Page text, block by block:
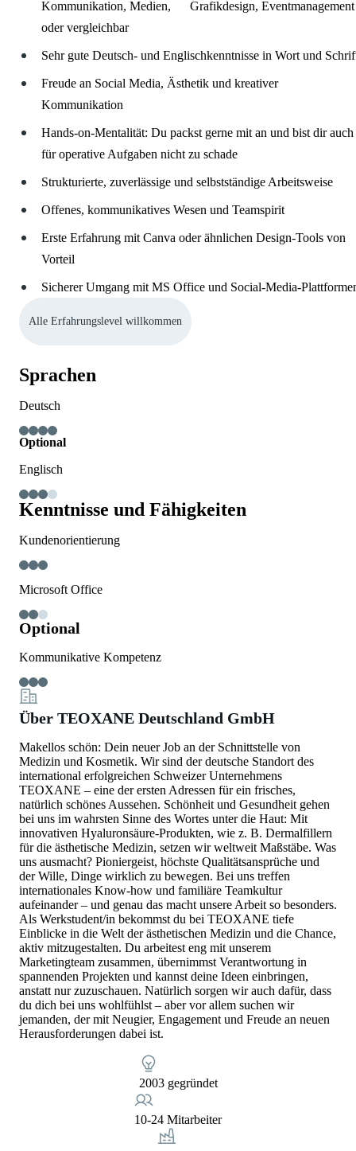
Kommunikation, Medien, Grafikdesign, Eventmanagement
oder vergleichbar
Sehr gute Deutsch- und Englischkenntnisse in Wort und
Freude an Social Media, Ästhetik und kreativer
Kommunikation
Hands-on-Mentalität: Du packst gerne mit an und bist dir auch
für operative Aufgaben nicht zu schade
Strukturierte, zuverlässige und selbstständige Arbeitsweise
Offenes, kommunikatives Wesen und Teamspirit
Erste Erfahrung mit Canva oder ähnlichen Design-Tools von
Vorteil
Sicherer Umgang mit MS Office und Social-Media-
Alle Erfahrungslevel willkommen
Sprachen
Deutsch
Optional
Englisch
Kenntnisse und Fähigkeiten
Kundenorientierung
Microsoft Office
Optional
Kommunikative Kompetenz
Über TEOXANE Deutschland GmbH
Makellos schön: Dein neuer Job an der Schnittstelle von
Medizin und Kosmetik. Wir sind der deutsche Standort des
international erfolgreichen Schweizer Unternehmens
TEOXANE – eine der ersten Adressen für ein frisches,
natürlich schönes Aussehen. Schönheit und Gesundheit gehen
bei uns im wahrsten Sinne des Wortes unter die Haut: Mit
innovativen Hyaluronsäure-Produkten, wie z. B. Dermalfillern
für die ästhetische Medizin, setzen wir weltweit Maßstäbe. Was
uns ausmacht? Pioniergeist, höchste Qualitätsansprüche und
der Wille, Dinge wirklich zu bewegen. Bei uns treffen
internationales Know-how und familiäre Teamkultur
aufeinander – und genau das macht unsere Arbeit so besonders.
Als Werkstudent/in bekommst du bei TEOXANE tiefe
Einblicke in die Welt der ästhetischen Medizin und die Chance,
aktiv mitzugestalten. Du arbeitest eng mit unserem
Marketingteam zusammen, übernimmst Verantwortung in
spannenden Projekten und kannst deine Ideen einbringen,
anstatt nur zuzuschauen. Natürlich sorgen wir auch dafür, dass
du dich bei uns wohlfühlst – aber vor allem suchen wir
jemanden, der mit Neugier, Engagement und Freude an neuen
Herausforderungen dabei ist.
2003 gegründet
10-24 Mitarbeiter